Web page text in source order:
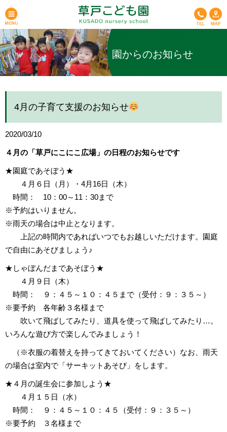
園からのお知らせ
4月の子育て支援のお知らせ
2020/03/10
４月の「草戸にこにこ広場」の日程のお知らせです
★園庭であそぼう★
４月６日（月）・4月16日（木）
時間： 10：00～11：30まで
※予約はいりません。
※雨天の場合は中止となります。
上記の時間内であればいつでもお越しいただけます。園庭
で自由にあそびましょう♪
★しゃぼんだまであそぼう★
４月９日（木）
時間： ９：４５～１０：４５まで（受付：９：３５～）
※要予約 各年齢３名様まで
吹いて飛ばしてみたり、道具を使って飛ばしてみたり…。
いろんな遊び方で楽しんでみましょう！
（※衣服の着替えを持ってきておいてください）なお、雨天
の場合は室内で「サーキットあそび」をします。
★４月の誕生会に参加しよう★
４月１５日（水）
時間： ９：４５～１０：４５（受付：９：３５～）
※要予約 ３名様まで